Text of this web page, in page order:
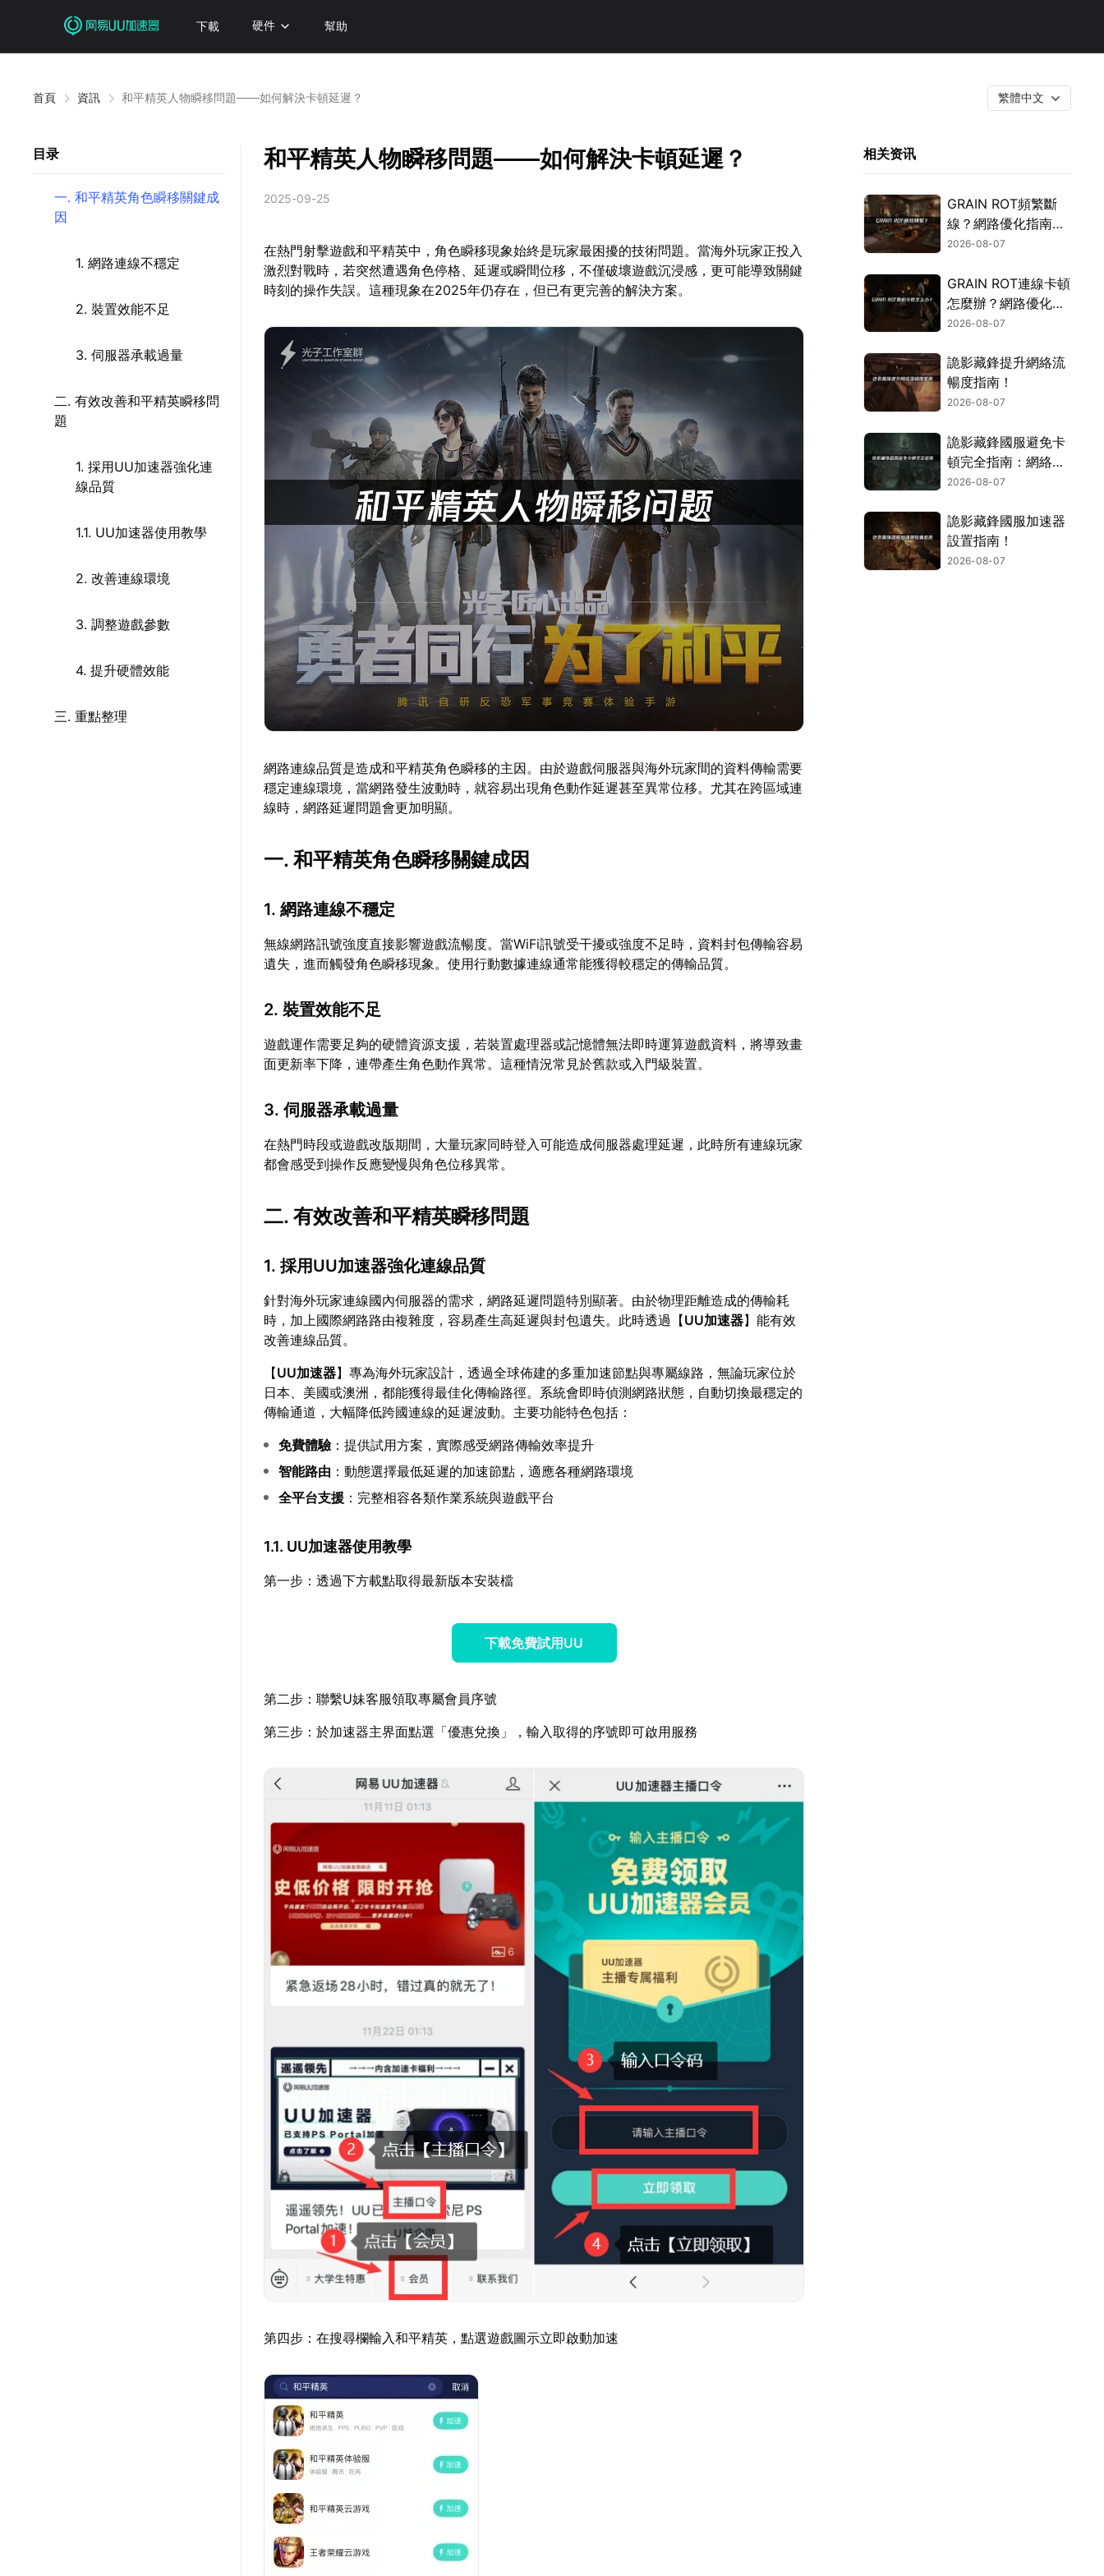
下載 硬件 幫助
首頁 資訊 和平精英人物瞬移問題——如何解決卡頓延遲？ 繁體中文
目录
一. 和平精英角色瞬移關鍵成
因
1. 網路連線不穩定
2. 裝置效能不足
3. 伺服器承載過量
二. 有效改善和平精英瞬移問
題
1. 採用UU加速器強化連
線品質
1.1. UU加速器使用教學
2. 改善連線環境
3. 調整遊戲參數
4. 提升硬體效能
三. 重點整理
和平精英人物瞬移問題——如何解決卡頓延遲？
2025-09-25
在熱門射擊遊戲和平精英中，角色瞬移現象始終是玩家最困擾的技術問題。當海外玩家正投入
激烈對戰時，若突然遭遇角色停格、延遲或瞬間位移，不僅破壞遊戲沉浸感，更可能導致關鍵
時刻的操作失誤。這種現象在2025年仍存在，但已有更完善的解決方案。
網路連線品質是造成和平精英角色瞬移的主因。由於遊戲伺服器與海外玩家間的資料傳輸需要
穩定連線環境，當網路發生波動時，就容易出現角色動作延遲甚至異常位移。尤其在跨區域連
線時，網路延遲問題會更加明顯。
一. 和平精英角色瞬移關鍵成因
1. 網路連線不穩定
無線網路訊號強度直接影響遊戲流暢度。當WiFi訊號受干擾或強度不足時，資料封包傳輸容易
遺失，進而觸發角色瞬移現象。使用行動數據連線通常能獲得較穩定的傳輸品質。
2. 裝置效能不足
遊戲運作需要足夠的硬體資源支援，若裝置處理器或記憶體無法即時運算遊戲資料，將導致畫
面更新率下降，連帶產生角色動作異常。這種情況常見於舊款或入門級裝置。
3. 伺服器承載過量
在熱門時段或遊戲改版期間，大量玩家同時登入可能造成伺服器處理延遲，此時所有連線玩家
都會感受到操作反應變慢與角色位移異常。
二. 有效改善和平精英瞬移問題
1. 採用UU加速器強化連線品質
針對海外玩家連線國內伺服器的需求，網路延遲問題特別顯著。由於物理距離造成的傳輸耗
時，加上國際網路路由複雜度，容易產生高延遲與封包遺失。此時透過【UU加速器】能有效
改善連線品質。
【UU加速器】專為海外玩家設計，透過全球佈建的多重加速節點與專屬線路，無論玩家位於
日本、美國或澳洲，都能獲得最佳化傳輸路徑。系統會即時偵測網路狀態，自動切換最穩定的
傳輸通道，大幅降低跨國連線的延遲波動。主要功能特色包括：
免費體驗：提供試用方案，實際感受網路傳輸效率提升
智能路由 ：動態選擇最低延遲的加速節點，適應各種網路環境
全平台支援 ：完整相容各類作業系統與遊戲平台
1.1. UU加速器使用教學
第一步：透過下方載點取得最新版本安裝檔
下載免費試用UU
第二步：聯繫U妹客服領取專屬會員序號
第三步：於加速器主界面點選「優惠兌換」，輸入取得的序號即可啟用服務
第四步：在搜尋欄輸入和平精英，點選遊戲圖示立即啟動加速
相关资讯
GRAIN ROT頻繁斷
線？網路優化指南一
次搞定！
2026-08-07
GRAIN ROT連線卡頓
怎麼辦？網路優化這
樣解決！
2026-08-07
詭影藏鋒提升網絡流
暢度指南！
2026-08-07
詭影藏鋒國服避免卡
頓完全指南：網絡優
化與解決技巧！
2026-08-07
詭影藏鋒國服加速器
設置指南！
2026-08-07